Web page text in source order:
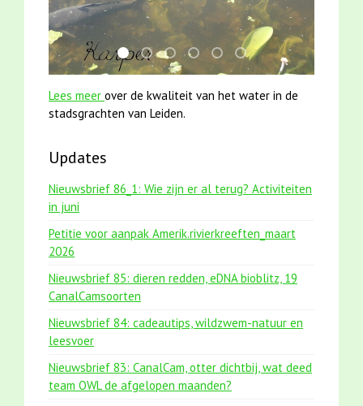
smoelenboek fifi en karper nieuwsbrief-
karper met kattenklimtouw
mei2021 1 snoekje elly
jun2021 28 brasem en
mei2021jun2021 zaklv 5
Lees meer over de kwaliteit van het water in de
stadsgrachten van Leiden.
Updates
Nieuwsbrief 86_1: Wie zijn er al terug? Activiteiten
in juni
Petitie voor aanpak Amerik.rivierkreeften_maart
2026
Nieuwsbrief 85: dieren redden, eDNA bioblitz, 19
CanalCamsoorten
Nieuwsbrief 84: cadeautips, wildzwem-natuur en
leesvoer
Nieuwsbrief 83: CanalCam, otter dichtbij, wat deed
team OWL de afgelopen maanden?